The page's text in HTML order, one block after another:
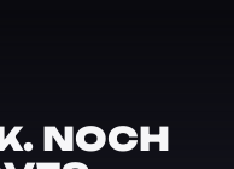
NOCH